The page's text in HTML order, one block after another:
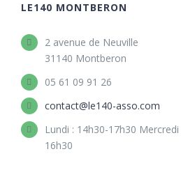
LE140 MONTBERON
2 avenue de Neuville
31140 Montberon
05 61 09 91 26
contact@le140-asso.com
Lundi : 14h30-17h30
16h30